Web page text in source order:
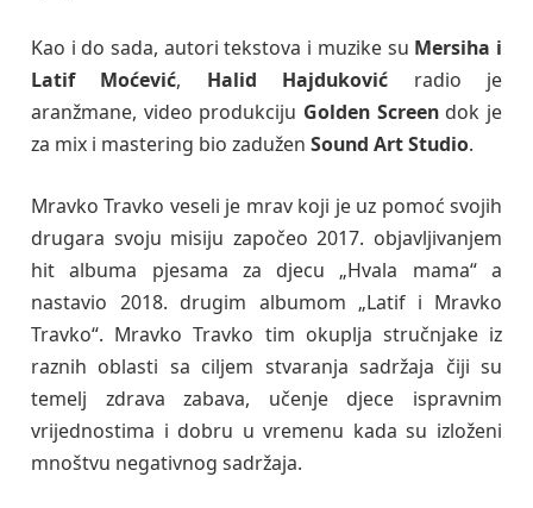
Kao i do sada, autori tekstova i muzike su Mersiha i
Latif Moćević, Halid Hajduković radio je
aranžmane, video produkciju Golden Screendok je
za mix i mastering bio zadužen Sound Art Studio.
Mravko Travko veseli je mrav koji je uz pomoć svojih
drugara svoju misiju započeo 2017. objavljivanjem
hit albuma pjesama za djecu „Hvala mama“ a
nastavio 2018. drugim albumom „Latif i Mravko
Travko“. Mravko Travko tim okuplja stručnjake iz
raznih oblasti sa ciljem stvaranja sadržaja čiji su
temelj zdrava zabava, učenje djece ispravnim
vrijednostima i dobru u vremenu kada su izloženi
mnoštvu negativnog sadržaja.